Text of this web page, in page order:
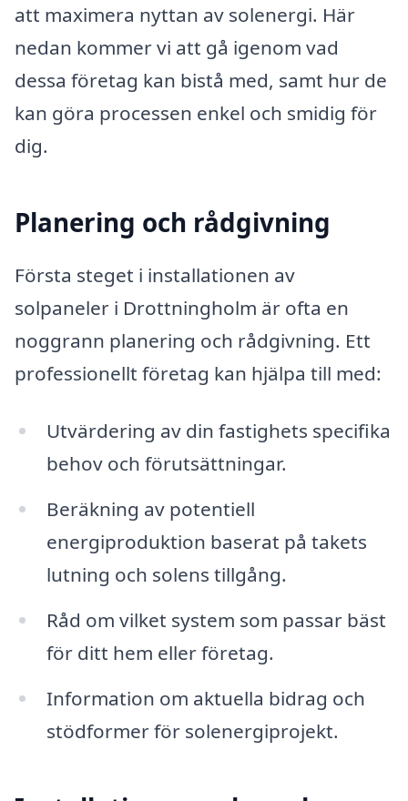
att maximera nyttan av solenergi. Här
nedan kommer vi att gå igenom vad
dessa företag kan bistå med, samt hur de
kan göra processen enkel och smidig för
dig.
Planering och rådgivning
Första steget i installationen av
solpaneler i Drottningholm är ofta en
noggrann planering och rådgivning. Ett
professionellt företag kan hjälpa till med:
Utvärdering av din fastighets specifika
behov och förutsättningar.
Beräkning av potentiell
energiproduktion baserat på takets
lutning och solens tillgång.
Råd om vilket system som passar bäst
för ditt hem eller företag.
Information om aktuella bidrag och
stödformer för solenergiprojekt.